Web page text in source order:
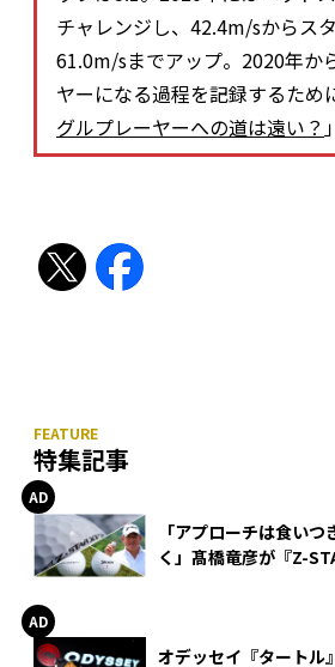
チャレンジし、42.4m/sからスタ
61.0m/sまでアップ。2020年か
ヤーになる過程を記録するため
グルプレーヤーへの道は遠い？
特集記事
「アプローチは食い
く」髙橋竜彦が『Z-
オデッセイ『タートル